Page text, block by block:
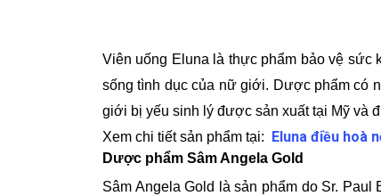
Viên uống Eluna là thực phẩm bảo vệ sức
sống tình dục của nữ giới. Dược phẩm có
giới bị yếu sinh lý được sản xuất tại Mỹ và
Xem chi tiết sản phẩm tại: Eluna điều hoà
Dược phẩm Sâm Angela Gold
Sâm Angela Gold là sản phẩm do Sr.